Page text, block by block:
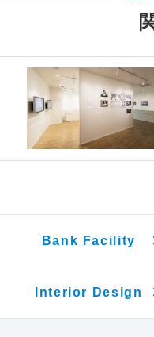
Bank Facility
Interior Design